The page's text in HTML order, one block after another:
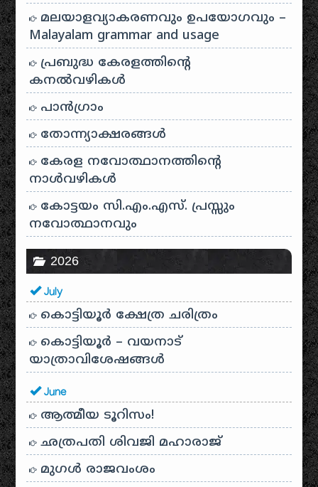
മലയാളവ്യാകരണവും ഉപയോഗവും –
Malayalam grammar and usage
പ്രബുദ്ധ കേരളത്തിന്റെ
കനൽവഴികൾ
പാന്‍ഗ്രാം
തോന്ന്യാക്ഷരങ്ങള്‍
കേരള നവോത്ഥാനത്തിന്റെ
നാൾവഴികൾ
കോട്ടയം സി.എം.എസ്. പ്രസ്സും
നവോത്ഥാനവും
2026
July
കൊട്ടിയൂർ ക്ഷേത്ര ചരിത്രം
കൊട്ടിയൂർ – വയനാട്
യാത്രാവിശേഷങ്ങൾ
June
ആത്മീയ ടൂറിസം!
ഛത്രപതി ശിവജി മഹാരാജ്
മുഗൾ രാജവംശം